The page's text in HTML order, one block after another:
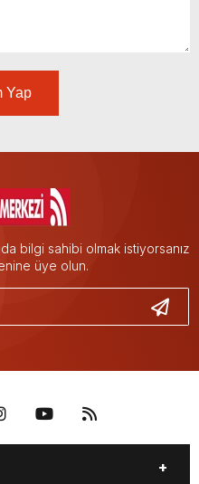
Yap
bilgi sahibi olmak istiyorsanız
üye olun.